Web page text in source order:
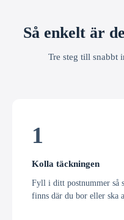
Så enkelt är
Tre steg till snabbt
1
Kolla täckningen
Fyll i ditt postnummer så
finns där du bor eller ska